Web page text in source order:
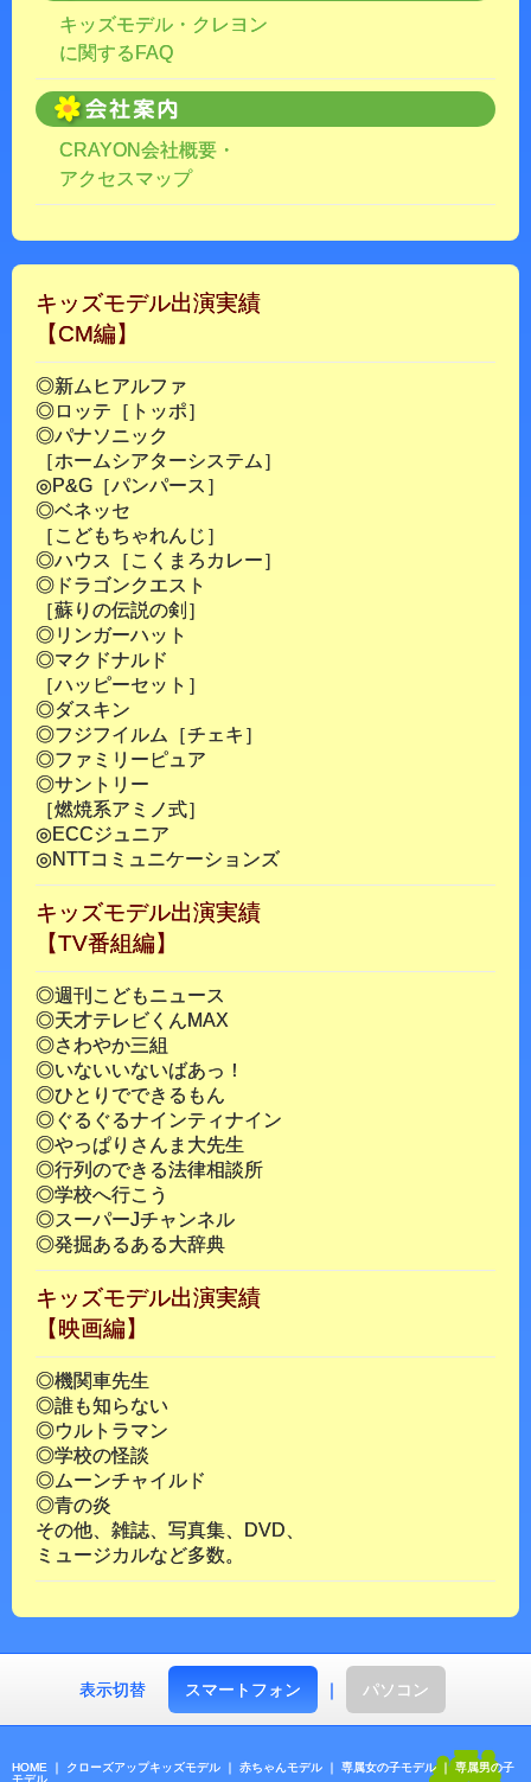
キッズモデル・クレヨン
に関するFAQ
CRAYON会社概要・
アクセスマップ
キッズモデル出演実績
【CM編】
◎新ムヒアルファ
◎ロッテ［トッポ］
◎パナソニック
［ホームシアターシステム］
◎P&G［パンパース］
◎ベネッセ
［こどもちゃれんじ］
◎ハウス［こくまろカレー］
◎ドラゴンクエスト
［蘇りの伝説の剣］
◎リンガーハット
◎マクドナルド
［ハッピーセット］
◎ダスキン
◎フジフイルム［チェキ］
◎ファミリーピュア
◎サントリー
［燃焼系アミノ式］
◎ECCジュニア
◎NTTコミュニケーションズ
キッズモデル出演実績
【TV番組編】
◎週刊こどもニュース
◎天才テレビくんMAX
◎さわやか三組
◎いないいないばあっ！
◎ひとりでできるもん
◎ぐるぐるナインティナイン
◎やっぱりさんま大先生
◎行列のできる法律相談所
◎学校へ行こう
◎スーパーJチャンネル
◎発掘あるある大辞典
キッズモデル出演実績
【映画編】
◎機関車先生
◎誰も知らない
◎ウルトラマン
◎学校の怪談
◎ムーンチャイルド
◎青の炎
その他、雑誌、写真集、DVD、
ミュージカルなど多数。
表示切替 スマートフォン ｜ パソコン
HOME ｜ クローズアップキッズモデル ｜ 赤ちゃんモデル ｜ 専属女の子モデル｜ 専属男の子
モデル